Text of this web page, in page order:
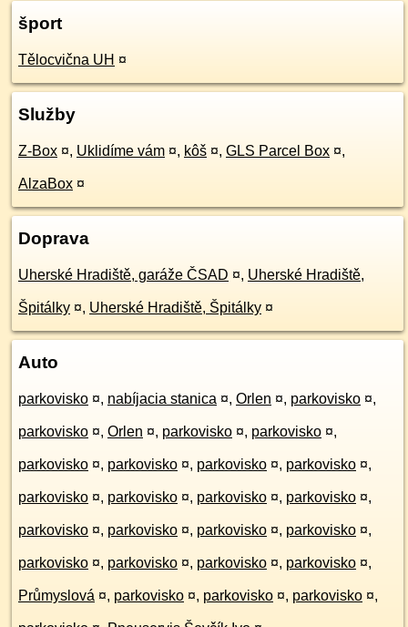
šport
Tělocvična UH ¤
Služby
Z-Box ¤, Uklidíme vám ¤, kôš ¤, GLS Parcel Box ¤,
AlzaBox ¤
Doprava
Uherské Hradiště, garáže ČSAD ¤, Uherské Hradiště,
Špitálky ¤, Uherské Hradiště, Špitálky ¤
Auto
parkovisko ¤, nabíjacia stanica ¤, Orlen ¤, parkovisko ¤,
parkovisko ¤, Orlen ¤, parkovisko ¤, parkovisko ¤,
parkovisko ¤, parkovisko ¤, parkovisko ¤, parkovisko ¤,
parkovisko ¤, parkovisko ¤, parkovisko ¤, parkovisko ¤,
parkovisko ¤, parkovisko ¤, parkovisko ¤, parkovisko ¤,
parkovisko ¤, parkovisko ¤, parkovisko ¤, parkovisko ¤,
Průmyslová ¤, parkovisko ¤, parkovisko ¤, parkovisko ¤,